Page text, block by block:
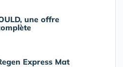
une offre
Express Mat